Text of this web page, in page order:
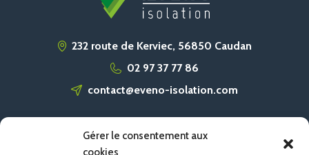
Gérer le consentement aux
cookies
232 route de Kerviec, 56850 Caudan
02 97 37 77 86
contact@eveno-isolation.com
ACCUEIL